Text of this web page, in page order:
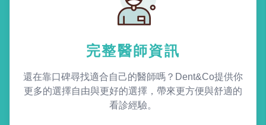
完整醫師資訊
還在靠口碑尋找適合自己的醫師嗎？Dent&Co提供你
更多的選擇自由與更好的選擇，帶來更方便與舒適的
看診經驗。